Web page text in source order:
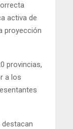
activa de
proyección
provincias,
a los